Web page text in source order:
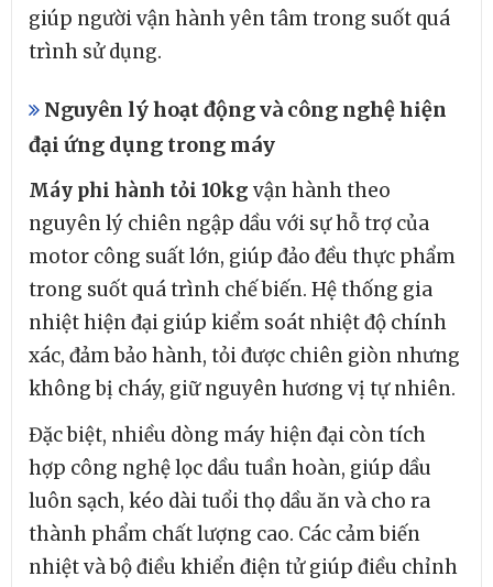
giúp người vận hành yên tâm trong suốt quá
trình sử dụng.
Nguyên lý hoạt động và công nghệ hiện
đại ứng dụng trong máy
Máy phi hành tỏi 10kg vận hành theo
nguyên lý chiên ngập dầu với sự hỗ trợ của
motor công suất lớn, giúp đảo đều thực phẩm
trong suốt quá trình chế biến. Hệ thống gia
nhiệt hiện đại giúp kiểm soát nhiệt độ chính
xác, đảm bảo hành, tỏi được chiên giòn nhưng
không bị cháy, giữ nguyên hương vị tự nhiên.
Đặc biệt, nhiều dòng máy hiện đại còn tích
hợp công nghệ lọc dầu tuần hoàn, giúp dầu
luôn sạch, kéo dài tuổi thọ dầu ăn và cho ra
thành phẩm chất lượng cao. Các cảm biến
nhiệt và bộ điều khiển điện tử giúp điều chỉnh